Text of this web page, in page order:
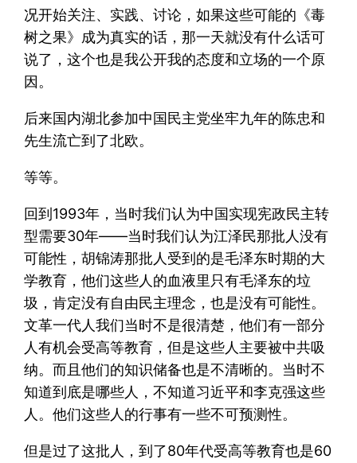
况开始关注、实践、讨论，如果这些可能的《毒
树之果》成为真实的话，那一天就没有什么话可
说了，这个也是我公开我的态度和立场的一个原
因。
后来国内湖北参加中国民主党坐牢九年的陈忠和
先生流亡到了北欧。
等等。
回到1993年，当时我们认为中国实现宪政民主转
型需要30年——当时我们认为江泽民那批人没有
可能性，胡锦涛那批人受到的是毛泽东时期的大
学教育，他们这些人的血液里只有毛泽东的垃
圾，肯定没有自由民主理念，也是没有可能性。
文革一代人我们当时不是很清楚，他们有一部分
人有机会受高等教育，但是这些人主要被中共吸
纳。而且他们的知识储备也是不清晰的。当时不
知道到底是哪些人，不知道习近平和李克强这些
人。他们这些人的行事有一些不可预测性。
但是过了这批人，到了80年代受高等教育也是60